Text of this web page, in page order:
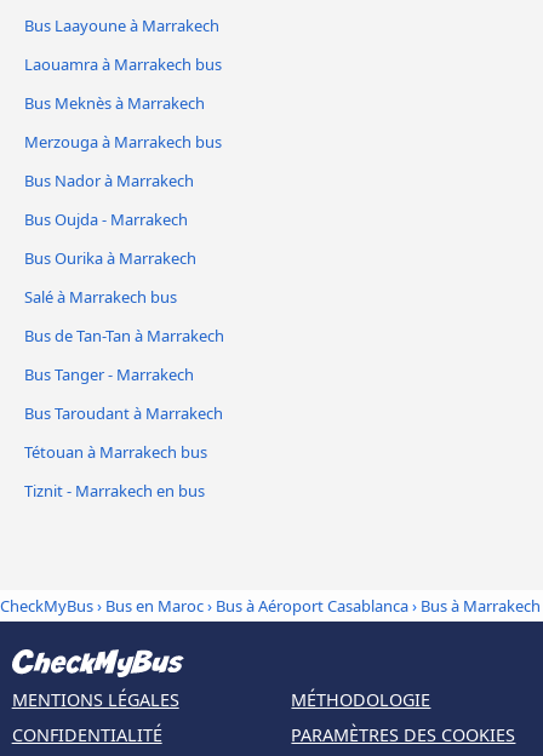
Bus Laayoune à Marrakech
Laouamra à Marrakech bus
Bus Meknès à Marrakech
Merzouga à Marrakech bus
Bus Nador à Marrakech
Bus Oujda - Marrakech
Bus Ourika à Marrakech
Salé à Marrakech bus
Bus de Tan-Tan à Marrakech
Bus Tanger - Marrakech
Bus Taroudant à Marrakech
Tétouan à Marrakech bus
Tiznit - Marrakech en bus
CheckMyBus› Bus en Maroc› Bus à Aéroport Casablanca› Bus à Marrakech
MENTIONS LÉGALES
CONFIDENTIALITÉ
MÉTHODOLOGIE
PARAMÈTRES DES COOKIES